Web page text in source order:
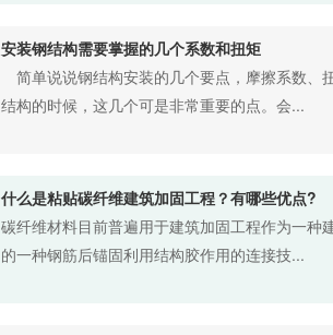
安装钢结构需要掌握的几个系数和扭矩
简单说说钢结构安装的几个要点，摩擦系数、
结构的时候，这几个可是非常重要的点。会...
什么是粘贴碳纤维建筑加固工程？有哪些优点?
碳纤维材料目前普遍用于建筑加固工程作为一种
的一种钢筋后锚固利用结构胶作用的连接技...